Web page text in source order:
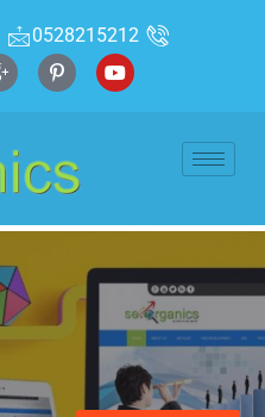
0528215212